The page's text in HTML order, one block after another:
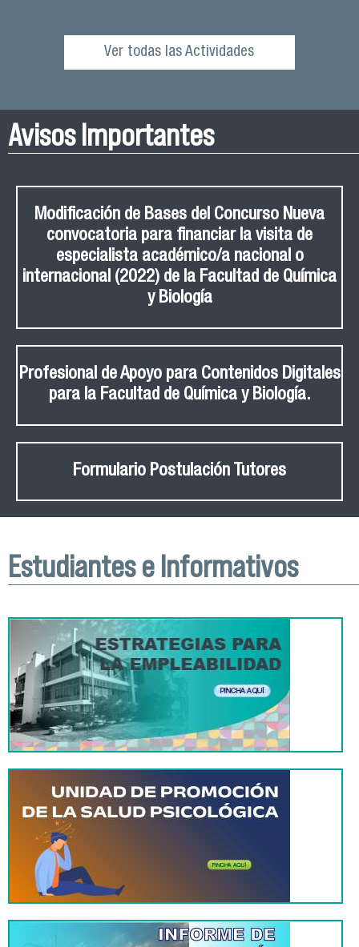
Ver todas las Actividades
Avisos Importantes
Modificación de Bases del Concurso Nueva
convocatoria para financiar la visita de
especialista académico/a nacional o
internacional (2022) de la Facultad de Química
y Biología
Profesional de Apoyo para Contenidos Digitales
para la Facultad de Química y Biología.
Formulario Postulación Tutores
Estudiantes e Informativos